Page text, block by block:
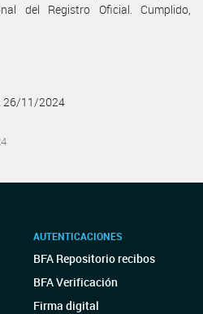
del Registro Oficial. Cumplido,
26/11/2024
AUTENTICACIONES
BFA Repositorio recibos
BFA Verificación
Firma digital